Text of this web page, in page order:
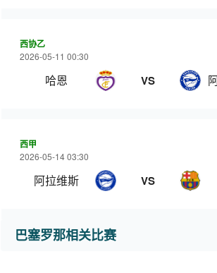
西协乙
2026-05-11 00:30
哈恩 VS
西甲
2026-05-14 03:30
阿拉维斯 VS
巴塞罗那相关比赛